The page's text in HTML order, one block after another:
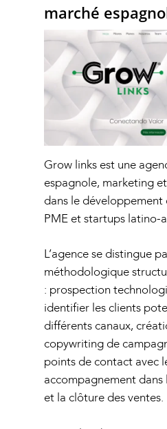
marché
Grow links est une
espagnole, marketing
dans le développement
PME et startups latino-
L’agence se distingue
méthodologique
: prospection
identifier les clients
différents canaux,
copywriting de
points de contact avec
accompagnement dans
et la clôture des ventes.